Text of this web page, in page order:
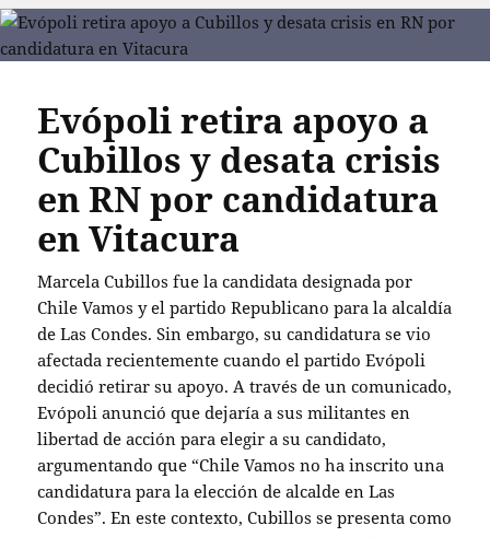
Evópoli retira apoyo a
Cubillos y desata crisis
en RN por candidatura
en Vitacura
Marcela Cubillos fue la candidata designada por
Chile Vamos y el partido Republicano para la alcaldía
de Las Condes. Sin embargo, su candidatura se vio
afectada recientemente cuando el partido Evópoli
decidió retirar su apoyo. A través de un comunicado,
Evópoli anunció que dejaría a sus militantes en
libertad de acción para elegir a su candidato,
argumentando que “Chile Vamos no ha inscrito una
candidatura para la elección de alcalde en Las
Condes”. En este contexto, Cubillos se presenta como